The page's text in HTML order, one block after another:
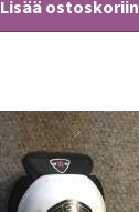
Lisää ostoskoriin